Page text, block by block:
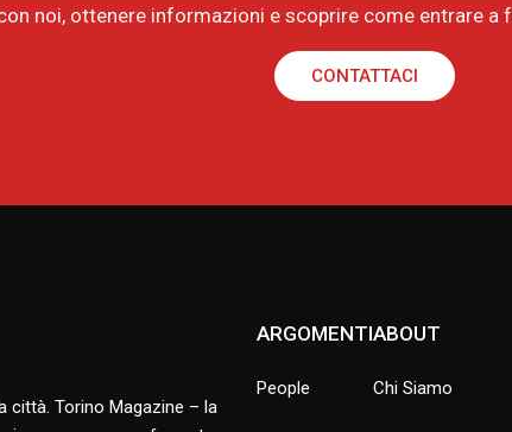
noi, ottenere informazioni e scoprire come entrare a
CONTATTACI
città. Torino Magazine – la
ARGOMENTI
People
ABOUT
Chi Siamo